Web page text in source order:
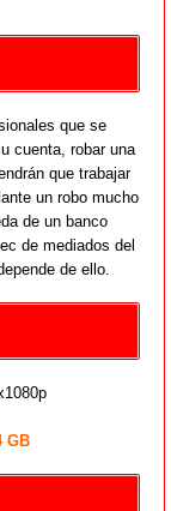
que se
cuenta, robar una
que trabajar
un robo mucho
de un banco
de mediados del
de ello.
GB